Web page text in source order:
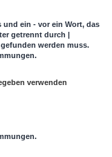
und ein - vor ein Wort, das
getrennt durch |
werden muss.
verwenden